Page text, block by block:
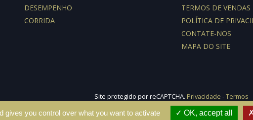
DESEMPENHO
CORRIDA
TERMOS DE VENDAS
POLÍTICA DE
CONTATE-NOS
MAPA DO SITE
Site protegido por reCAPTCHA. Privacidade -Termos
© 2026 - e-declic
gives you control over what you want to activate OK, accept all